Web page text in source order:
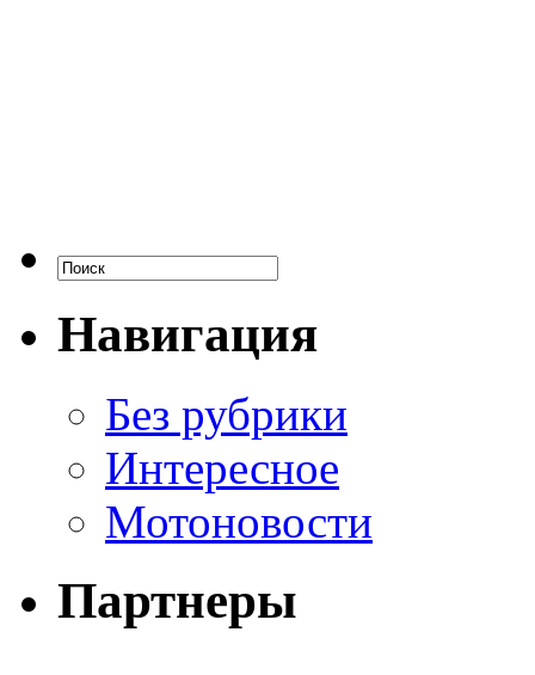
Навигация
Без рубрики
Интересное
Мотоновости
Партнеры